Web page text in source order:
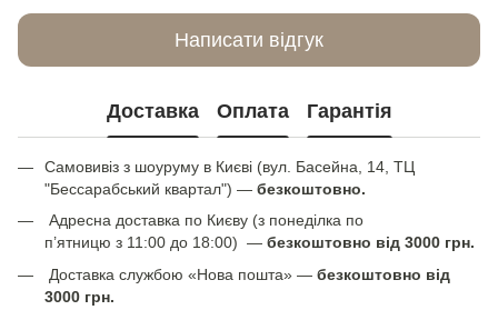
Написати відгук
Доставка Оплата Гарантія
Самовивіз з шоуруму в Києві (вул. Басейна, 14, ТЦ
"Бессарабський квартал") — безкоштовно.
Адресна доставка по Києву (з понеділка по
п’ятницю з 11:00 до 18:00) — безкоштовно від 3000 грн.
Доставка службою «Нова пошта» — безкоштовно від
3000 грн.